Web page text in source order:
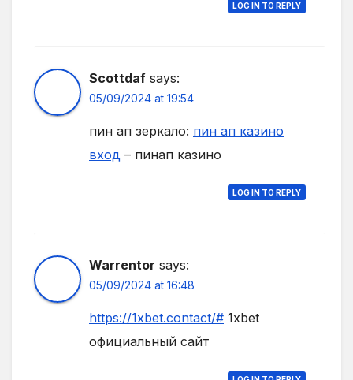
LOG IN TO REPLY
Scottdaf says:
05/09/2024 at 19:54
пин ап зеркало: пин ап казино
вход – пинап казино
LOG IN TO REPLY
Warrentor says:
05/09/2024 at 16:48
https://1xbet.contact/# 1xbet
официальный сайт